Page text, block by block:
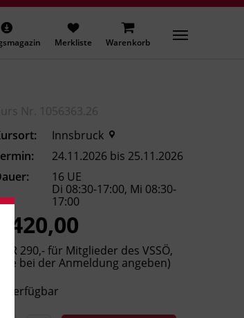
Merkliste Warenkorb
Nr. 1056363.26
Innsbruck
24.11.2026 bis 25.11.2026
16 UE
Di 08:30-17:00, Mi 08:30-
17:00
€ 420,00
(EUR 290,- für Mitglieder des VSSÖ,
bitte bei der Anmeldung angeben)
Verfügbar